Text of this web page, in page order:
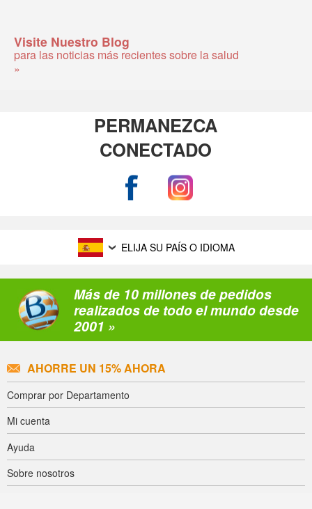
Visite Nuestro Blog
para las noticias más recientes sobre la salud
»
PERMANEZCA
CONECTADO
ELIJA SU PAÍS O IDIOMA
Más de 10 millones de pedidos
realizados de todo el mundo desde
2001 »
AHORRE UN 15% AHORA
Comprar por Departamento
Mi cuenta
Ayuda
Sobre nosotros